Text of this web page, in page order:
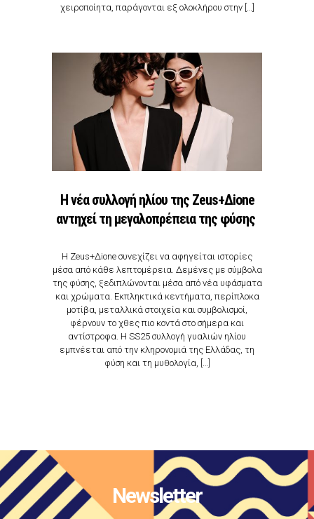
χειροποίητα, παράγονται εξ ολοκλήρου στην […]
Η νέα συλλογή ηλίου της Zeus+Δione
αντηχεί τη μεγαλοπρέπεια της φύσης
Η Zeus+Δione συνεχίζει να αφηγείται ιστορίες
μέσα από κάθε λεπτομέρεια. Δεμένες με σύμβολα
της φύσης, ξεδιπλώνονται μέσα από νέα υφάσματα
και χρώματα. Εκπληκτικά κεντήματα, περίπλοκα
μοτίβα, μεταλλικά στοιχεία και συμβολισμοί,
φέρνουν το χθες πιο κοντά στο σήμερα και
αντίστροφα. Η SS25 συλλογή γυαλιών ηλίου
εμπνέεται από την κληρονομιά της Ελλάδας, τη
φύση και τη μυθολογία, […]
Newsletter